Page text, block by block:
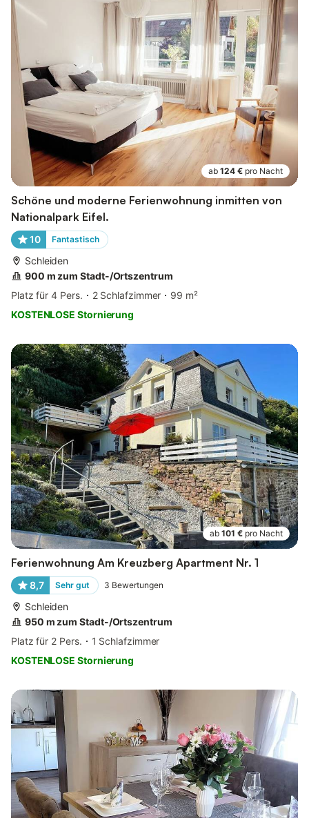
ab 124 € pro Nacht
Schöne und moderne Ferienwohnung inmitten von
Nationalpark Eifel.
10 Fantastisch
Schleiden
900 m zum Stadt-/Ortszentrum
Platz für 4 Pers.
2 Schlafzimmer
99 m²
KOSTENLOSE Stornierung
ab 101 € pro Nacht
Ferienwohnung Am Kreuzberg Apartment Nr. 1
8,7 Sehr gut 3 Bewertungen
Schleiden
950 m zum Stadt-/Ortszentrum
Platz für 2 Pers.
1 Schlafzimmer
KOSTENLOSE Stornierung